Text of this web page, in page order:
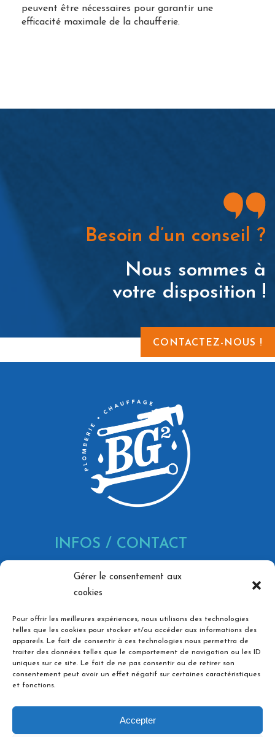
Gérer le consentement aux
cookies
Pour offrir les meilleures expériences, nous utilisons des technologies
telles que les cookies pour stocker et/ou accéder aux informations des
appareils. Le fait de consentir à ces technologies nous permettra de
traiter des données telles que le comportement de navigation ou les ID
uniques sur ce site. Le fait de ne pas consentir ou de retirer son
consentement peut avoir un effet négatif sur certaines caractéristiques
et fonctions.
Accepter
peuvent être nécessaires pour garantir une
efficacité maximale de la chaufferie.
Besoin d’un conseil ?
Nous sommes à
votre disposition !
CONTACTEZ-NOUS !
INFOS / CONTACT
866 Av. Marechal Juin, 30900
Nîmes
06 73 36 74 03
Ouvert du lundi au vendredi,
de 8h à 18h
NOS RÉSEAUX